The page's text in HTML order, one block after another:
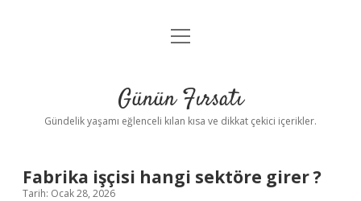
Anasayfa
Yasal Uyarı
menüyü
Günün Fırsatı
Gündelik yaşamı eğlenceli kılan kısa ve dikkat çekici içerikler.
Fabrika işçisi hangi sektöre girer ?
Tarih: Ocak 28, 2026